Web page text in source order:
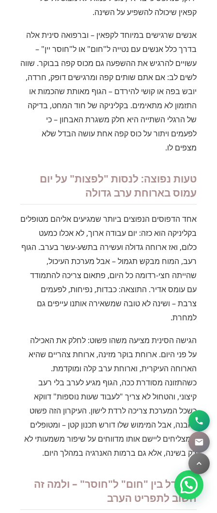
קפאין שיכולה להשפיע על השינה.
אנשים שרגישים במיוחד לקפאין – וברפואה סינית אלה
בדרך כלל אנשים עם נטייה ל"חום" או ל"חוסר יין" –
עשויים להרגיש את ההשפעה גם מכוס קפה בבוקר. שווה
לשים לב: אם אתם שותים קפה ומרגישים דופק, חרדה,
יובש בפה או קושי להירדם – הגוף מאותת שהכמות או
התזמון לא מתאימים. בקליניקה של חוד המחט, בדיקה
של הרגלי השתייה היא חלק משגרת האבחון – כי
לפעמים ויתור על כוס קפה אחת עושה הבדל שלא
מצפים לו.
טעות נפוצה: לנסות "לפצות" על יום
עמוס בארוחת ערב גדולה
אחד הדפוסים הנפוצים ביותר שמגיעים אליהם מטופלים
בקליניקה הוא כזה: יום עבודה ארוך, לא אכלו כמעט
כלום, ואז ארוחה גדולה ועשירה בתשע-עשר בערב. הגוף
רעב, המוח מבקש תגמול – אבל מערכת העיכול,
שהייתה חצי-רדומה כל היום, פתאום צריכה להתמודד
עם עומס אדיר. התוצאה: כבדות, נפיחות, לפעמים
צרבת – ושינה לא טובה שמשאירה אותנו עייפים גם
למחרת.
הגישה הסינית מציעה משהו פשוט: לחלק את האכילה
על פני היום. ארוחת בוקר מזינה, ארוחת צהריים שהיא
הארוחה העיקרית, וארוחת ערב קלה ומוקדמת.
כשהתזונה מסודרת ככה, הגוף מגיע לערב בלי רעב
קיצוני, והטחול לא צריך "לעבוד שעות נוספות" דווקא
כשכל המערכת צריכה לרדת לישון. העיקרון הזה פשוט
להבנה, אבל המימוש שלו דורש תכנון קטן – ומטופלים
שמצליחים ליישם אותו מדווחים על שיפור משמעותי לא
רק בשינה, אלא גם ברמות האנרגיה במהלך היום.
ההבדל בין "חום" ל"חוסר" – ולמה זה
חשוב לתפריט הערב